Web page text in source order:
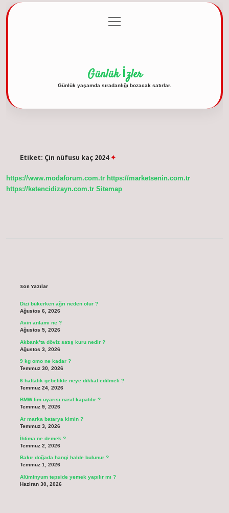
Gizlilik Politikası
menüyü
aç
Günlük İzler
Günlük yaşamda sıradanlığı bozacak satırlar.
Etiket: Çin nüfusu kaç 2024
https://www.modaforum.com.tr https://marketsenin.com.tr
https://ketencidizayn.com.tr Sitemap
Son Yazılar
Dizi bükerken ağrı neden olur ?
Ağustos 6, 2026
Avin anlamı ne ?
Ağustos 5, 2026
Akbank’ta döviz satış kuru nedir ?
Ağustos 3, 2026
9 kg omo ne kadar ?
Temmuz 30, 2026
6 haftalık gebelikte neye dikkat edilmeli ?
Temmuz 24, 2026
BMW lim uyarısı nasıl kapatılır ?
Temmuz 9, 2026
Ar marka batarya kimin ?
Temmuz 3, 2026
İhtima ne demek ?
Temmuz 2, 2026
Bakır doğada hangi halde bulunur ?
Temmuz 1, 2026
Alüminyum tepside yemek yapılır mı ?
Haziran 30, 2026